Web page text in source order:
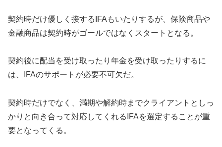
契約時だけ優しく接するIFAもいたりするが、保険商品や
金融商品は契約時がゴールではなくスタートとなる。
契約後に配当を受け取ったり年金を受け取ったりするに
は、IFAのサポートが必要不可欠だ。
契約時だけでなく、満期や解約時までクライアントとしっ
かりと向き合って対応してくれるIFAを選定することが重
要となってくる。